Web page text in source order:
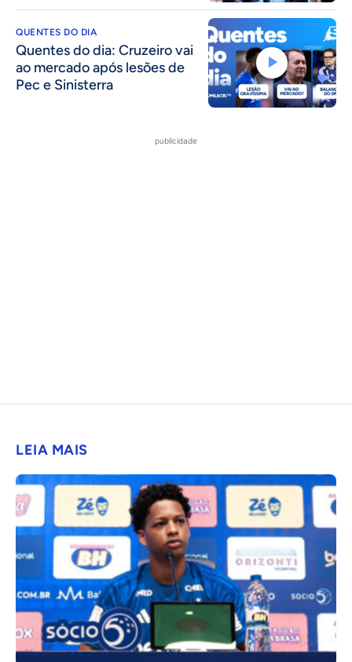
QUENTES DO DIA
Quentes do dia: Cruzeiro vai
ao mercado após lesões de
Pec e Sinisterra
publicidade
LEIA MAIS